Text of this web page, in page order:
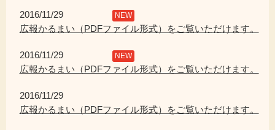
ニ
を
2016/11/29 NEW
広報かるまい（PDFファイル形式）をご覧いただけます。
2016/11/29 NEW
広報かるまい（PDFファイル形式）をご覧いただけます。
2016/11/29
広報かるまい（PDFファイル形式）をご覧いただけます。